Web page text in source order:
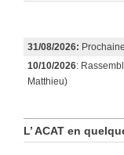
31/08/2026:
10/10/2026:
Matthieu)
L’ ACAT en